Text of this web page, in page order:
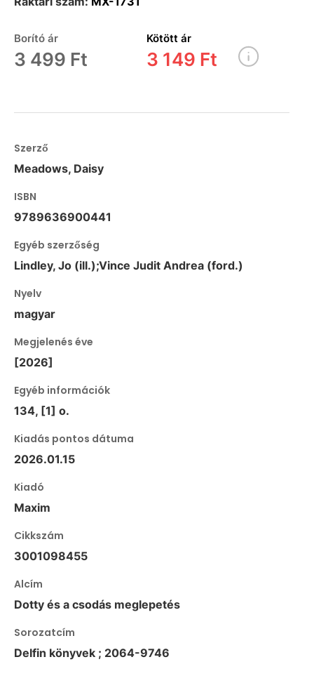
Borító ár
3 499 Ft
Kötött ár
3 149 Ft
Szerző
Meadows, Daisy
ISBN
9789636900441
Egyéb szerzőség
Lindley, Jo (ill.);Vince Judit Andrea (ford.)
Nyelv
magyar
Megjelenés éve
[2026]
Egyéb információk
134, [1] o.
Kiadás pontos dátuma
2026.01.15
Kiadó
Maxim
Cikkszám
3001098455
Alcím
Dotty és a csodás meglepetés
Sorozatcím
Delfin könyvek ; 2064-9746